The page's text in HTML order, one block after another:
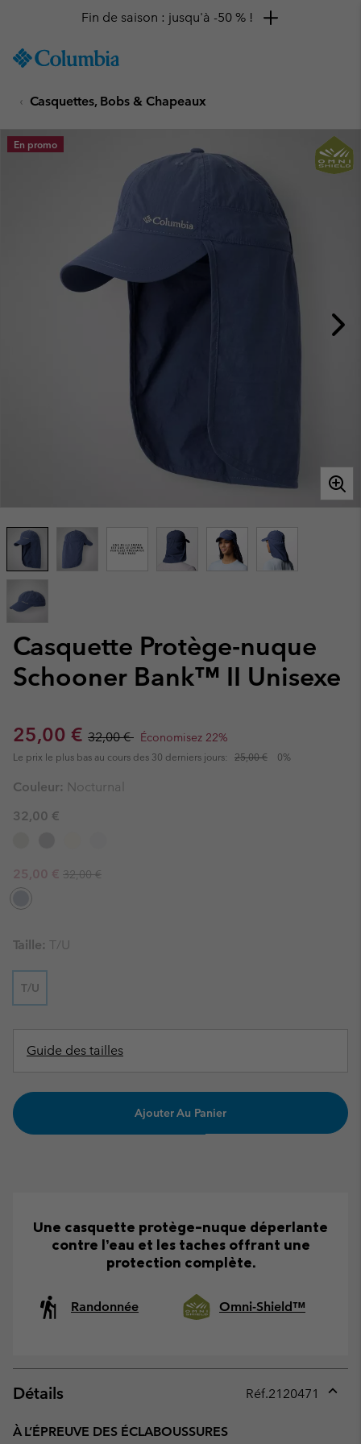
TO
SKIP
MAIN
NAV
Fin de saison : jusqu'à -50 % !
Casquettes, Bobs & Chapeaux
Casquette Protège-nuque
Schooner Bank™ II Unisexe
Sale price:
25,00 € Regular price:
32,00 € Économisez 22%
Le prix le plus bas au cours des 30 derniers jours: 25,00 € 0%
En promo
Couleur: Nocturnal
32,00 €
Sale price:
25,00 € Regular price:
32,00 €
Taille: T/U
T/U
Guide des tailles
Ajouter Au Panier
Une casquette protège-nuque déperlante
contre l’eau et les taches offrant une
protection complète.
Randonnée Omni-Shield™
Détails Réf.2120471
À L’ÉPREUVE DES ÉCLABOUSSURES